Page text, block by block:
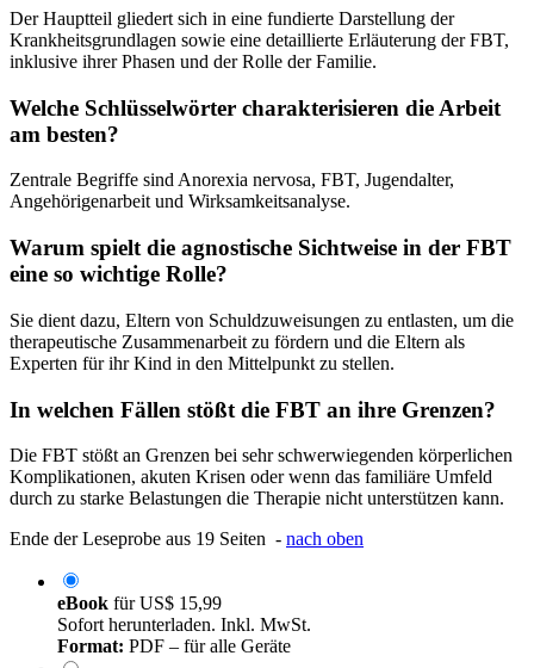
Der Hauptteil gliedert sich in eine fundierte Darstellung der
Krankheitsgrundlagen sowie eine detaillierte Erläuterung der FBT,
inklusive ihrer Phasen und der Rolle der Familie.
Welche Schlüsselwörter charakterisieren die Arbeit
am besten?
Zentrale Begriffe sind Anorexia nervosa, FBT, Jugendalter,
Angehörigenarbeit und Wirksamkeitsanalyse.
Warum spielt die agnostische Sichtweise in der FBT
eine so wichtige Rolle?
Sie dient dazu, Eltern von Schuldzuweisungen zu entlasten, um die
therapeutische Zusammenarbeit zu fördern und die Eltern als
Experten für ihr Kind in den Mittelpunkt zu stellen.
In welchen Fällen stößt die FBT an ihre Grenzen?
Die FBT stößt an Grenzen bei sehr schwerwiegenden körperlichen
Komplikationen, akuten Krisen oder wenn das familiäre Umfeld
durch zu starke Belastungen die Therapie nicht unterstützen kann.
Ende der Leseprobe aus 19 Seiten - nach oben
eBook fürUS$ 15,99
Sofort herunterladen. Inkl. MwSt.
Format: PDF – für alle Geräte